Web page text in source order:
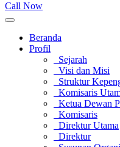
Call Now
Beranda
Profil
Sejarah
Visi dan Misi
Struktur
Komisaris
Ketua Dewan
Komisaris
Direktur Utama
Direktur